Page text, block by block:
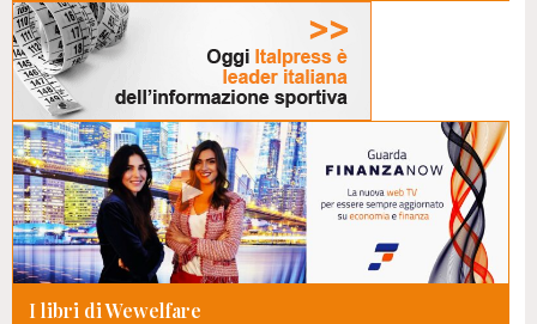
I libri di Wewelfare